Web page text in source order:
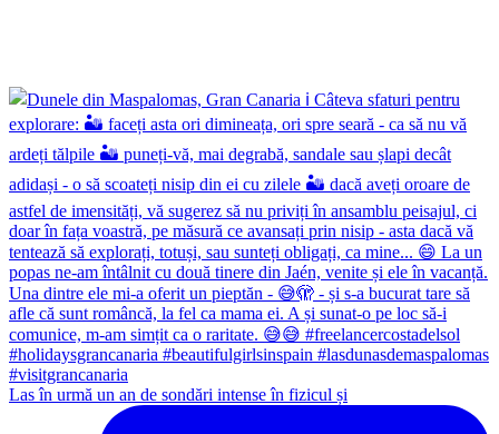
Las în urmă un an de sondări intense în fizicul și